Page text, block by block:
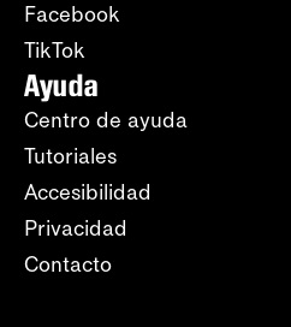
Facebook
TikTok
Ayuda
Centro de ayuda
Tutoriales
Accesibilidad
Privacidad
Contacto